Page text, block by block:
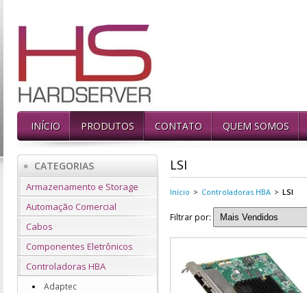
INÍCIO PRODUTOS CONTATO QUEM SOMOS
CATEGORIAS
Armazenamento e Storage
Automação Comercial
Cabos
Componentes Eletrônicos
Controladoras HBA
Adaptec
LSI
Início > Controladoras HBA > LSI
Filtrar por: